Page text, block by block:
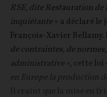
RSE, dite Restauration
inquiétante » a déclaré le
François-Xavier Bellamy.
de contraintes, de
administrative », cette loi
en Europe la production